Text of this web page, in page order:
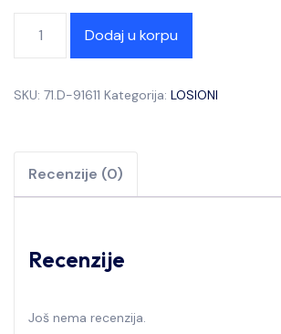
Dodaj u korpu
SKU: 71.D-91611 Kategorija: LOSIONI
Recenzije (0)
Recenzije
Još nema recenzija.